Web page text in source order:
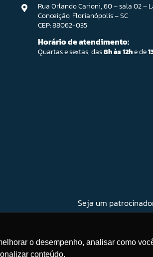
o desempenho, analisar como
conteúdo.
Rua Orlando Carioni, 60 – sala 02 –
Conceição, Florianópolis – SC
CEP: 88062-035
Horário de atendimento:
Quartas e sextas, das8h às 12he de
Seja um